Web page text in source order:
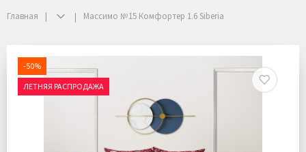
+7(800)444-32-45
Главная Массимо №15 Комфортер 1.6 Siberia
-50%
ЛЕТНЯЯ РАСПРОДАЖА